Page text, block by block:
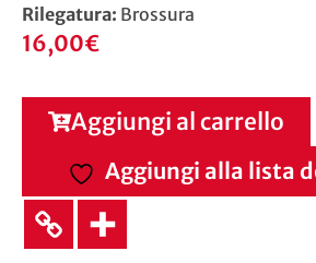
Rilegatura: Brossura
16,00€
Aggiungi al carrello
Aggiungi alla lista